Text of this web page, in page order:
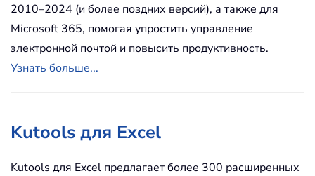
2010–2024 (и более поздних версий), а также для
Microsoft 365, помогая упростить управление
электронной почтой и повысить продуктивность.
Узнать больше...
Kutools для Excel
Kutools для Excel предлагает более 300 расширенных